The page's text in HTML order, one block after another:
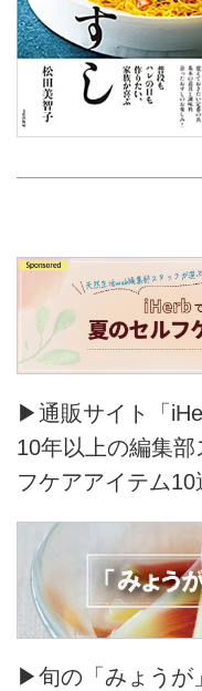
▶通販サイト「
10年以上の編集
フケアアイテム10
▶旬の「みょうが